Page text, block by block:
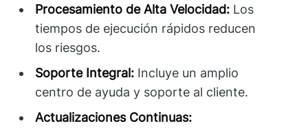
Procesamiento de Alta Velocidad: Los
tiempos de ejecución rápidos reducen
los riesgos.
Soporte Integral: Incluye un amplio
centro de ayuda y soporte al cliente.
Actualizaciones Continuas: